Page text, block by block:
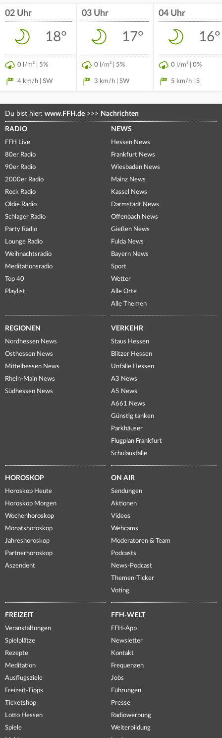
02 Uhr
18°
0 l/m² | 5%
4 km/h | SW
03 Uhr
17°
0 l/m² | 5%
3 km/h | SW
04 Uhr
16°
0 l/m² | 0%
5 km/h | S
Du bist hier: www.FFH.de >>> Nachrichten
RADIO
FFH Live
80er Radio
90er Radio
2000er Radio
Rock Radio
Oldie Radio
Schlager Radio
Party Radio
Lounge Radio
Weihnachtsradio
Meditationsradio
Top 40
Playlist
NEWS
Hessen News
Frankfurt News
Wiesbaden News
Mainz News
Kassel News
Darmstadt News
Offenbach News
Gießen News
Fulda News
Bayern News
Sport
Wetter
Alle Orte
Alle Themen
REGIONEN
Nordhessen News
Osthessen News
Mittelhessen News
Rhein-Main News
Südhessen News
VERKEHR
Staus Hessen
Blitzer Hessen
Unfälle Hessen
A3 News
A5 News
A661 News
Günstig tanken
Parkhäuser
Flugplan Frankfurt
Schulausfälle
HOROSKOP
Horoskop Heute
Horoskop Morgen
Wochenhoroskop
Monatshoroskop
Jahreshoroskop
Partnerhoroskop
Aszendent
ON AIR
Sendungen
Aktionen
Videos
Webcams
Moderatoren & Team
Podcasts
News-Podcast
Themen-Ticker
Voting
FREIZEIT
Veranstaltungen
Spielplätze
Rezepte
Meditation
Ausflugsziele
Freizeit-Tipps
Ticketshop
Lotto Hessen
Spiele
FFH-WELT
FFH-App
Newsletter
Kontakt
Frequenzen
Jobs
Führungen
Presse
Radiowerbung
Weiterbildung